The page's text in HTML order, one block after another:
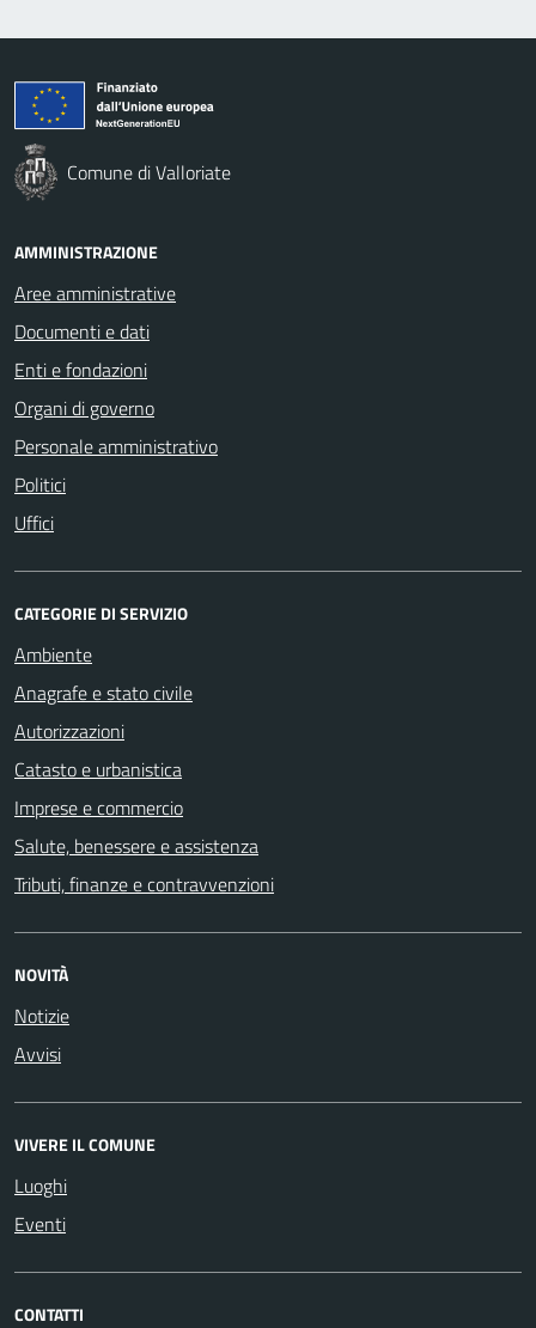
Comune di Valloriate
AMMINISTRAZIONE
Aree amministrative
Documenti e dati
Enti e fondazioni
Organi di governo
Personale amministrativo
Politici
Uffici
CATEGORIE DI SERVIZIO
Ambiente
Anagrafe e stato civile
Autorizzazioni
Catasto e urbanistica
Imprese e commercio
Salute, benessere e assistenza
Tributi, finanze e contravvenzioni
NOVITÀ
Notizie
Avvisi
VIVERE IL COMUNE
Luoghi
Eventi
CONTATTI